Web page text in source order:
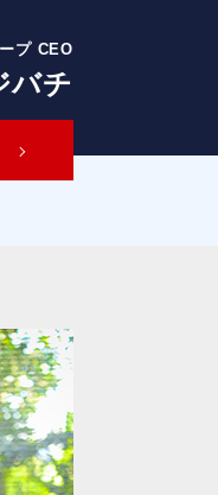
プ CEO
バチ